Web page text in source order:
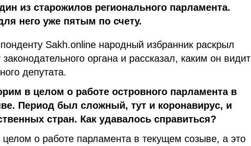
из старожилов регионального парламента.
него уже пятым по счету.
Sakh.online народный избранник раскрыл
органа и рассказал, каким он видит
депутата.
в целом о работе островного парламента в
Период был сложный, тут и коронавирус, и
стран. Как удавалось справиться?
о работе парламента в текущем созыве, а это